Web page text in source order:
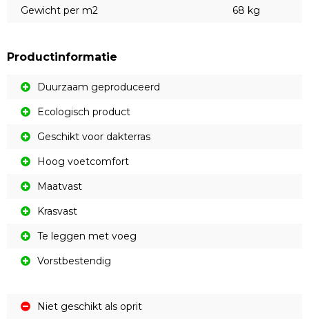
Gewicht per m2
68 kg
Productinformatie
Duurzaam geproduceerd
Ecologisch product
Geschikt voor dakterras
Hoog voetcomfort
Maatvast
Krasvast
Te leggen met voeg
Vorstbestendig
Niet geschikt als oprit